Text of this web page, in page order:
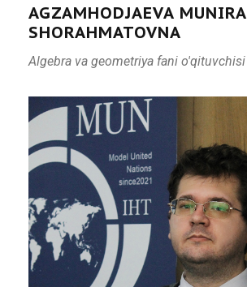
AGZAMHODJAEVA MUNIRA
SHORAHMATOVNA
Algebra va geometriya fani o'qituvchisi